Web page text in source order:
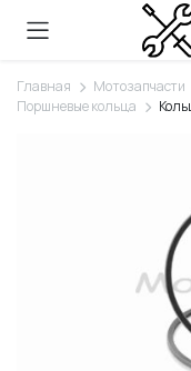
Главная Мотозапчасти
Поршневые кольца